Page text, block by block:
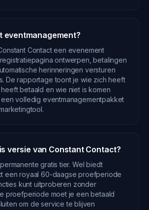
eventmanagement?
Contact een evenement
ontwerpen, betalingen
herinneringen versturen
De rapportage toont je wie zich heeft
betaald en wie niet is komen
volledig eventmanagementpakket
versie van Constant Contact?
gratis tier. Wel biedt
een royaal 60-daagse proefperiode
kunt uitproberen zonder
proefperiode moet je een betaald
om de service te blijven